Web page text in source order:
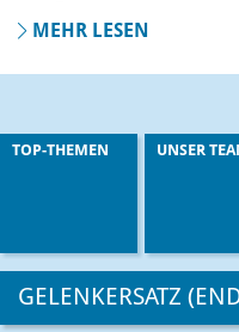
MEHR LESEN
TOP-THEMEN UNSER
GELENKERSATZ